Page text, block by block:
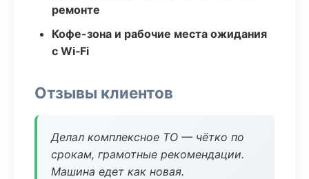
ремонте
Кофе-зона и рабочие места ожидания
с Wi‑Fi
Отзывы клиентов
Делал комплексное ТО — чётко по
срокам, грамотные рекомендации.
Машина едет как новая.